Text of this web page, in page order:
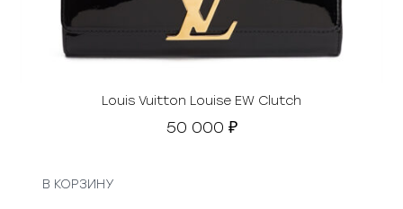
Louis Vuitton Louise EW Clutch
50 000 ₽
В КОРЗИНУ